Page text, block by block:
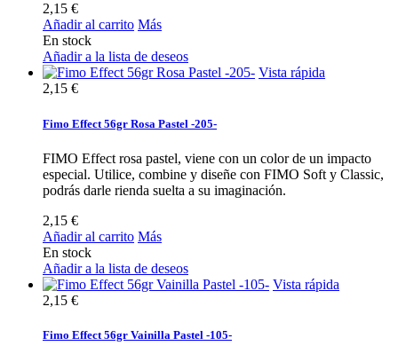
2,15 €
Añadir al carrito Más
En stock
Añadir a la lista de deseos
Vista rápida
2,15 €
Fimo Effect 56gr Rosa Pastel -205-
FIMO Effect rosa pastel, viene con un color de un impacto
especial. Utilice, combine y diseñe con FIMO Soft y Classic,
podrás darle rienda suelta a su imaginación.
2,15 €
Añadir al carrito Más
En stock
Añadir a la lista de deseos
Vista rápida
2,15 €
Fimo Effect 56gr Vainilla Pastel -105-